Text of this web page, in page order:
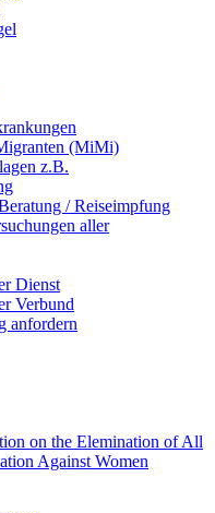
(MiMi)
z.B.
/ Reiseimpfung
aller
Dienst
Verbund
anfordern
on the Elemination of All
Against Women